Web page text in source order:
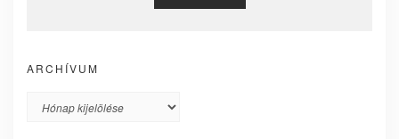
ARCHÍVUM
Archívum